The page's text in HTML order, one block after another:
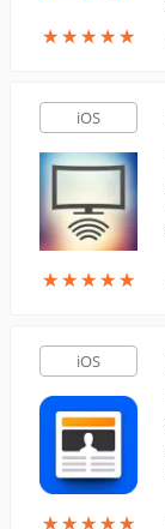
★★★★★
★★★★★
iOS
★★★★★
★★★★★
iOS
★★★★★
★★★★★